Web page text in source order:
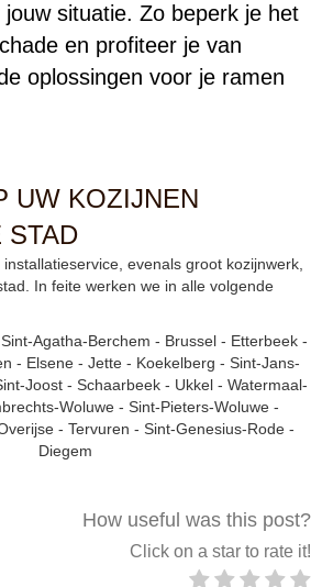
situatie. Zo beperk je het
en profiteer je van
oplossingen voor je ramen
UW KOZIJNEN
STAD
evenals groot kozijnwerk,
In feite werken we in alle volgende
Sint-Agatha-Berchem - Brussel- Etterbeek-
- Elsene - Jette - Koekelberg - Sint-Jans-
Joost- Schaarbeek- Ukkel- Watermaal-
Woluwe - Sint-Pieters-Woluwe -
- Tervuren - Sint-Genesius-Rode -
Diegem
How useful was this post?
Click on a star to rate it!